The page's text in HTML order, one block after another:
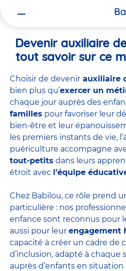
Devenir auxiliaire
tout savoir sur ce
Choisir de devenir auxiliaire
bien plus qu’exercer un
chaque jour auprès des
familles pour favoriser leur
bien-être et leur
les premiers instants de vie,
puériculture accompagne
tout-petits dans leurs
étroit avec l’équipe
Chez Babilou, ce rôle prend
particulière : nos
enfance sont reconnus pour
aussi pour leur engagement
capacité à créer un cadre de
d’inclusion, adapté à chaque
auprès d’enfants en